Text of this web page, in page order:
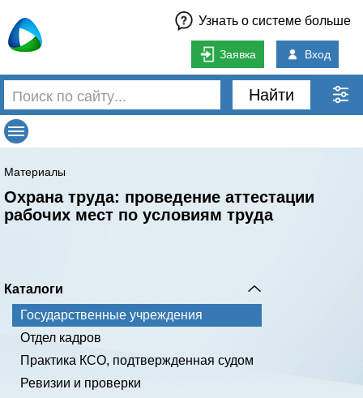
Узнать о системе больше
Заявка Вход
Найти
Материалы
Охрана труда: проведение аттестации
рабочих мест по условиям труда
Каталоги
Государственные учреждения
Отдел кадров
Практика КСО, подтвержденная судом
Ревизии и проверки